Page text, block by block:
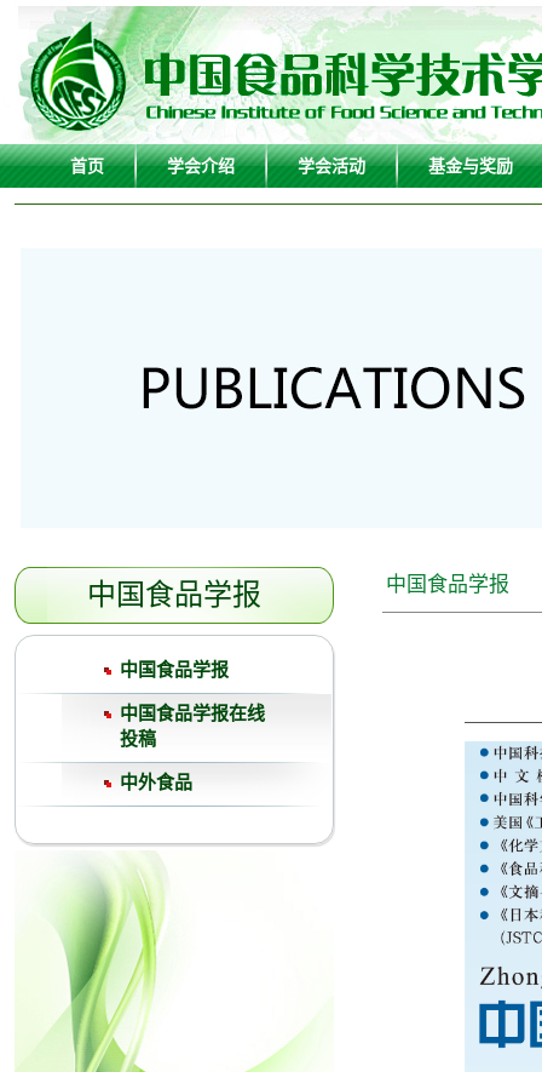
首页 学会介绍 学会活动 基金与奖励
中国食品学报
中国食品学报
中国食品学报在线
投稿
中外食品
中国食品学报